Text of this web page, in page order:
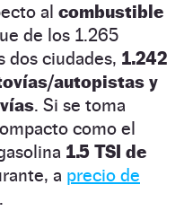
al combustible
de los 1.265
dos ciudades, 1.242
autopistas y
. Si se toma
como el
1.5 TSI de
a precio de
.